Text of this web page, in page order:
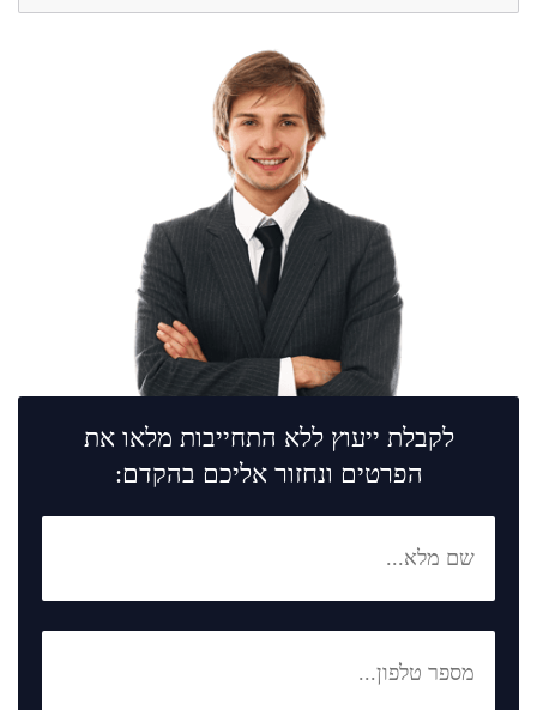
לקבלת ייעוץ ללא התחייבות מלאו את
הפרטים ונחזור אליכם בהקדם: